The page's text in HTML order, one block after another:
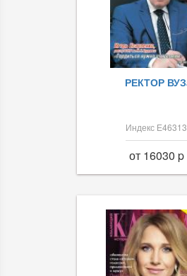
РЕКТОР
Индекс Е46313
от 16030 p